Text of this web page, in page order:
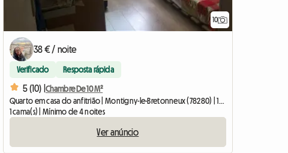
10
38 € / noite
Verificado Resposta rápida
5 (10) | Chambre De 10 M²
Quarto em casa do anfitrião | Montigny-le-Bretonneux (78280) | 10 M2
1 cama(s) | Mínimo de 4 noites
Ver anúncio